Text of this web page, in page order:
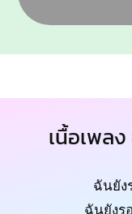
เนื้อเพล
ฉันยัง
ฉันยังร